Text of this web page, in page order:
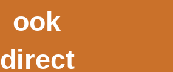
ook
direct